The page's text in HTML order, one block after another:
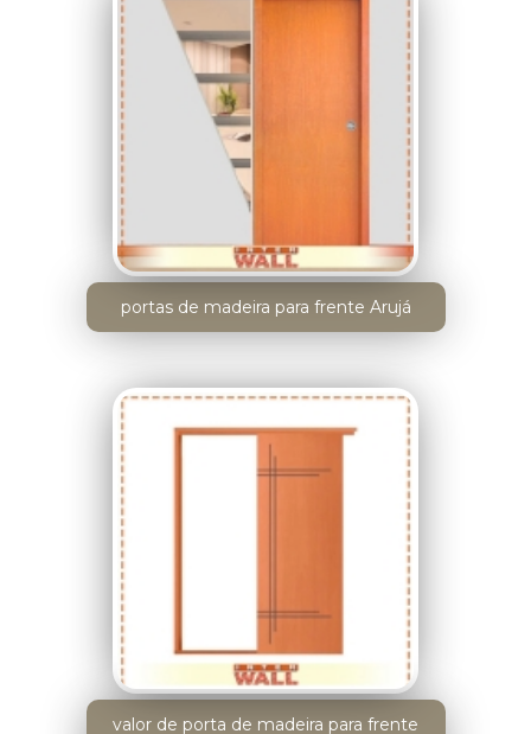
portas de madeira para frente Arujá
valor de porta de madeira para frente